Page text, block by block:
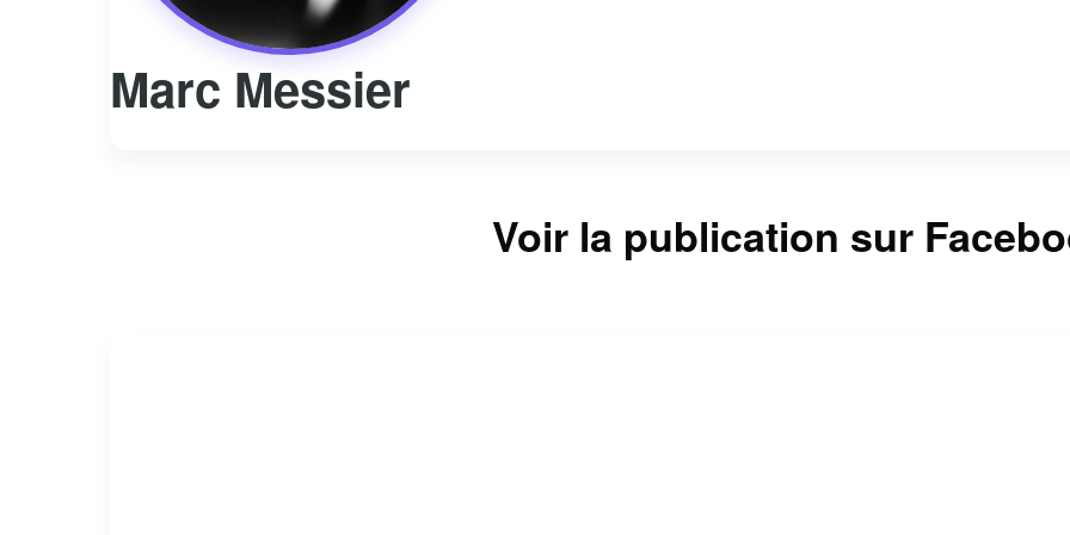
Marc Messier
Voir la publication sur